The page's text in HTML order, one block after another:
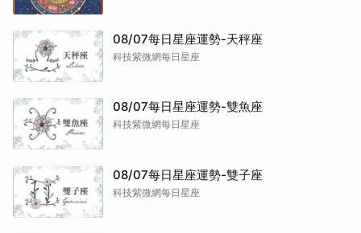
08/07每日星座運勢-天秤座
科技紫微網每日星座
08/07每日星座運勢-雙魚座
科技紫微網每日星座
08/07每日星座運勢-雙子座
科技紫微網每日星座